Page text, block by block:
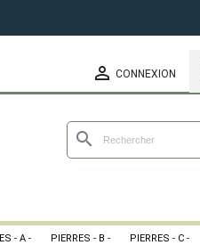
 CONNEXION
search
- A - PIERRES - B - PIERRES - C -